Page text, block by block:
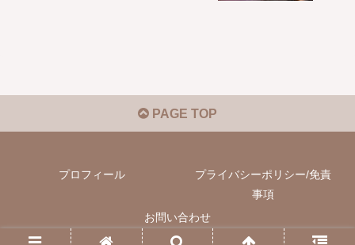
PAGE TOP
プロフィール
プライバシーポリシー/免責
事項
お問い合わせ